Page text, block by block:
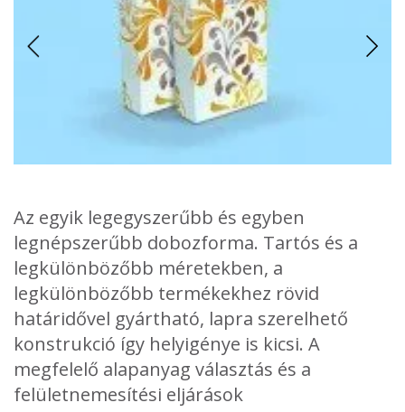
Az egyik legegyszerűbb és egyben
legnépszerűbb dobozforma. Tartós és a
legkülönbözőbb méretekben, a
legkülönbözőbb termékekhez rövid
határidővel gyártható, lapra szerelhető
konstrukció így helyigénye is kicsi. A
megfelelő alapanyag választás és a
felületnemesítési eljárások
Egyszerűsége ellenére sok különböző változata létezik.
Záródása lehet azonos- és ellentétes oldalon bedugó füles,
melyet leginkább gyógyszerkészítményeknél és kozmetikai
csomagolásnál alkalmaznak.